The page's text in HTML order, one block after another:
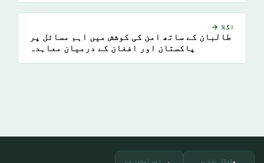
اگلا →
طالبان کے ساتھ امن کی کوشش میں اہم مسائل پر
پاکستان اور افغان کے درمیان معاہدہ
گوگل پلے پر ایپ اسٹور سے